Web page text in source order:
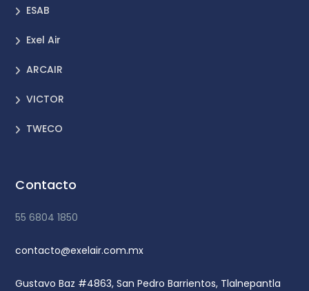
ESAB
Exel Air
ARCAIR
VICTOR
TWECO
Contacto
55 6804 1850
contacto@exelair.com.mx
Gustavo Baz #4863, San Pedro Barrientos, Tlalnepantla